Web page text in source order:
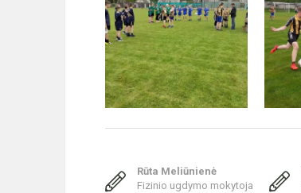
Rūta Meliūnienė
Fizinio ugdymo mokytoja